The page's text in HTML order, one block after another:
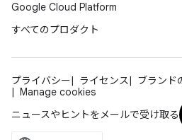
Google Cloud Platform
すべてのプロダクト
プライバシー ライセンス
ブランド
Manage cookies
ニュースやヒントをメールで受け取る